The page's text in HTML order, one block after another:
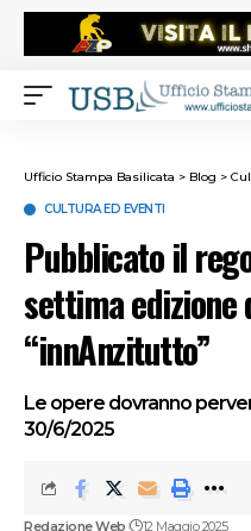
Ufficio Stampa Basilicata > Blog >
CULTURA ED EVENTI
Pubblicato il
settima edizione
“innAnzitutto”
Le opere dovranno
30/6/2025
Redazione Web 12 Maggio 2025